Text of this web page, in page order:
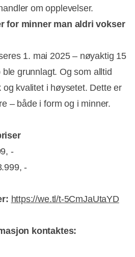
om opplevelser.
for minner man aldri vokser
1. mai 2025 – nøyaktig 15
grunnlagt. Og som alltid
kvalitet i høysetet. Dette er
– både i form og i minner.
-
-
https://we.tl/t-5CmJaUtaYD
kontaktes: